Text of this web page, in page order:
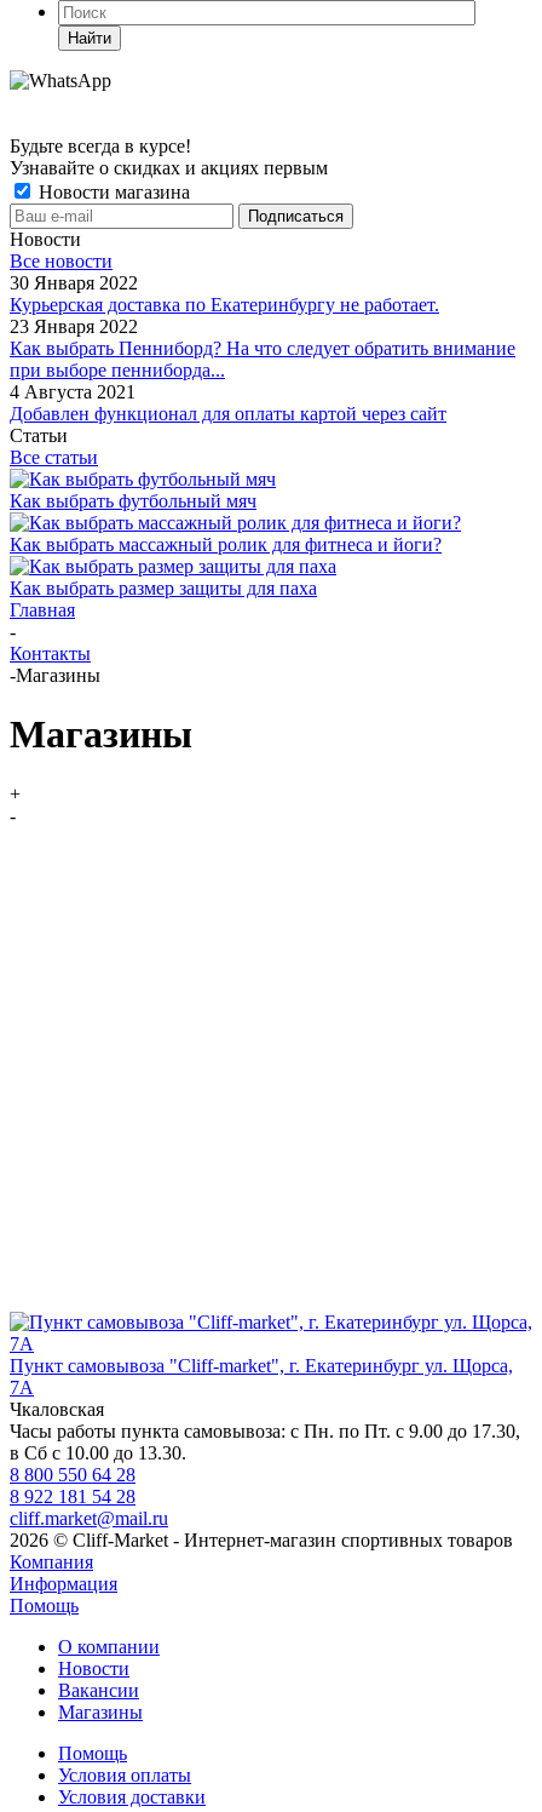
Найти
Будьте всегда в курсе!
Узнавайте о скидках и акциях первым
Новости магазина
Новости
Все новости
30 Января 2022
Курьерская доставка по Екатеринбургу не работает.
23 Января 2022
Как выбрать Пенниборд? На что следует обратить внимание
при выборе пенниборда...
4 Августа 2021
Добавлен функционал для оплаты картой через сайт
Статьи
Все статьи
Как выбрать футбольный мяч
Как выбрать массажный ролик для фитнеса и йоги?
Как выбрать размер защиты для паха
Главная
-
Контакты
-Магазины
Магазины
+
-
Пункт самовывоза "Cliff-market", г. Екатеринбург ул. Щорса,
7А
Чкаловская
Часы работы пункта самовывоза: с Пн. по Пт. с 9.00 до 17.30,
в Сб с 10.00 до 13.30.
8 800 550 64 28
8 922 181 54 28
cliff.market@mail.ru
2026 © Cliff-Market - Интернет-магазин спортивных товаров
Компания
Информация
Помощь
О компании
Новости
Вакансии
Магазины
Помощь
Условия оплаты
Условия доставки